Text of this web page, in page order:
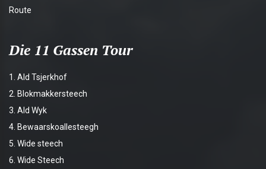
Route
Die 11 Gassen Tour
1. Ald Tsjerkhof
2. Blokmakkersteech
3. Ald Wyk
4. Bewaarskoallesteegh
5. Wide steech
6. Wide Steech